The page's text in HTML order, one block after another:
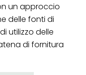
un approccio
delle fonti di
utilizzo delle
di fornitura